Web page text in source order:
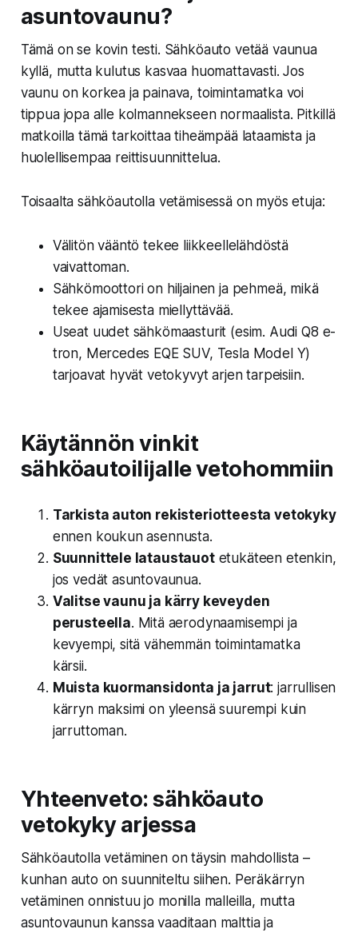
asuntovaunu?
Tämä on se kovin testi. Sähköauto vetää vaunua
kyllä, mutta kulutus kasvaa huomattavasti. Jos
vaunu on korkea ja painava, toimintamatka voi
tippua jopa alle kolmannekseen normaalista. Pitkillä
matkoilla tämä tarkoittaa tiheämpää lataamista ja
huolellisempaa reittisuunnittelua.
Toisaalta sähköautolla vetämisessä on myös etuja:
Välitön vääntö tekee liikkeellelähdöstä
vaivattoman.
Sähkömoottori on hiljainen ja pehmeä, mikä
tekee ajamisesta miellyttävää.
Useat uudet sähkömaasturit (esim. Audi Q8 e-
tron, Mercedes EQE SUV, Tesla Model Y)
tarjoavat hyvät vetokyvyt arjen tarpeisiin.
Käytännön vinkit
sähköautoilijalle vetohommiin
Tarkista auton rekisteriotteesta vetokyky
ennen koukun asennusta.
Suunnittele lataustauotetukäteen etenkin,
jos vedät asuntovaunua.
Valitse vaunu ja kärry keveyden
perusteella. Mitä aerodynaamisempi ja
kevyempi, sitä vähemmän toimintamatka
kärsii.
Muista kuormansidonta ja jarrut: jarrullisen
kärryn maksimi on yleensä suurempi kuin
jarruttoman.
Yhteenveto: sähköauto
vetokyky arjessa
Sähköautolla vetäminen on täysin mahdollista –
kunhan auto on suunniteltu siihen. Peräkärryn
vetäminen onnistuu jo monilla malleilla, mutta
asuntovaunun kanssa vaaditaan malttia ja